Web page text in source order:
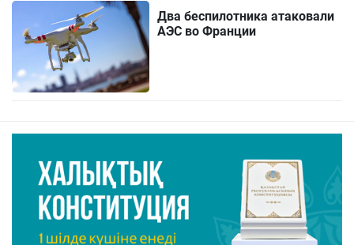
Два беспилотника атаковали
АЭС во Франции